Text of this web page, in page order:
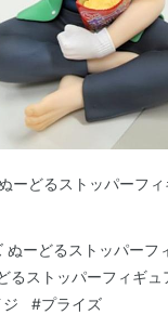
ーどるストッパーフ
ぬーどるストッパーフ
るストッパーフィギュ
#プライズ